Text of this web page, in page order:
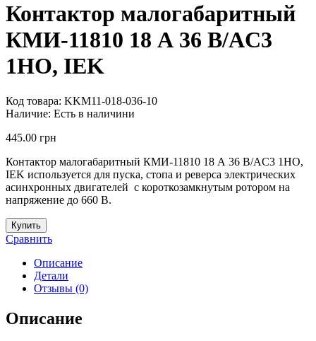
Контактор малогабаритный
КМИ-11810 18 А 36 В/AC3
1НО, IEK
Код товара: KKM11-018-036-10
Наличие: Есть в наличини
445.00 грн
Контактор малогабаритный КМИ-11810 18 А 36 В/AC3 1НО,
IEK используется для пуска, стопа и реверса электрических
асинхронных двигателей с короткозамкнутым ротором на
напряжение до 660 В.
Купить
Сравнить
Описание
Детали
Отзывы (0)
Описание